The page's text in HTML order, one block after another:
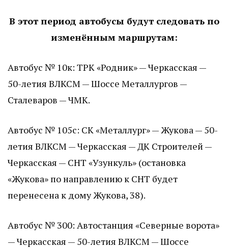
В этот период автобусы будут следовать по
изменённым маршрутам:
Автобус № 10к: ТРК «Родник» — Черкасская —
50-летия ВЛКСМ — Шоссе Металлургов —
Сталеваров — ЧМК.
Автобус № 105с: СК «Металлург» — Жукова — 50-
летия ВЛКСМ — Черкасская — ДК Строителей —
Черкасская — СНТ «Узункуль» (остановка
«Жукова» по направлению к СНТ будет
перенесена к дому Жукова, 38).
Автобус № 300: Автостанция «Северные ворота»
— Черкасская — 50-летия ВЛКСМ — Шоссе